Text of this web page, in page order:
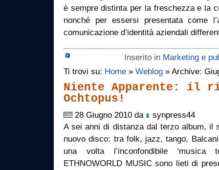
è sempre distinta per la freschezza e la
nonché per essersi presentata come
comunicazione d’identità aziendali
Inserito in Marketing e
Ti trovi su: Home » Weblog » Archive:
Niente Apparente: il
Ochtopus!
28 Giugno 2010 da
synpress44
A sei anni di distanza dal terzo album, il
nuovo disco: tra folk, jazz, tango,
una volta l’inconfondibile ‘musica
ETHNOWORLD MUSIC sono lieti di